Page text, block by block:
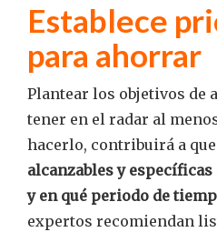
Establece
para ahorrar
Plantear los objetivos de
tener en el radar al
hacerlo, contribuirá a
alcanzables y
y en qué periodo de
expertos recomiendan